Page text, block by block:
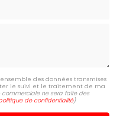
des données transmises
le suivi et le traitement de ma
commerciale ne sera faite des
de confidentialité)